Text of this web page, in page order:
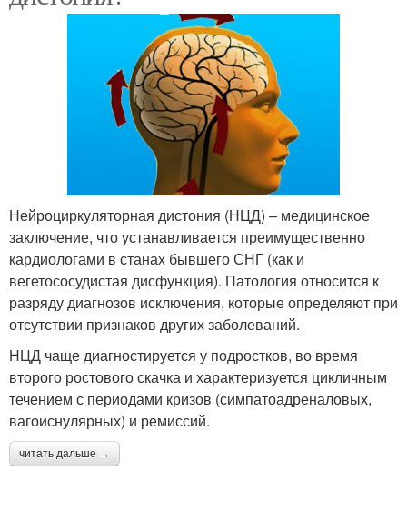
Нейроциркуляторная дистония (НЦД) – медицинское
заключение, что устанавливается преимущественно
кардиологами в станах бывшего СНГ (как и
вегетососудистая дисфункция). Патология относится к
разряду диагнозов исключения, которые определяют при
отсутствии признаков других заболеваний.
НЦД чаще диагностируется у подростков, во время
второго ростового скачка и характеризуется цикличным
течением с периодами кризов (симпатоадреналовых,
вагоиснулярных) и ремиссий.
читать дальше →